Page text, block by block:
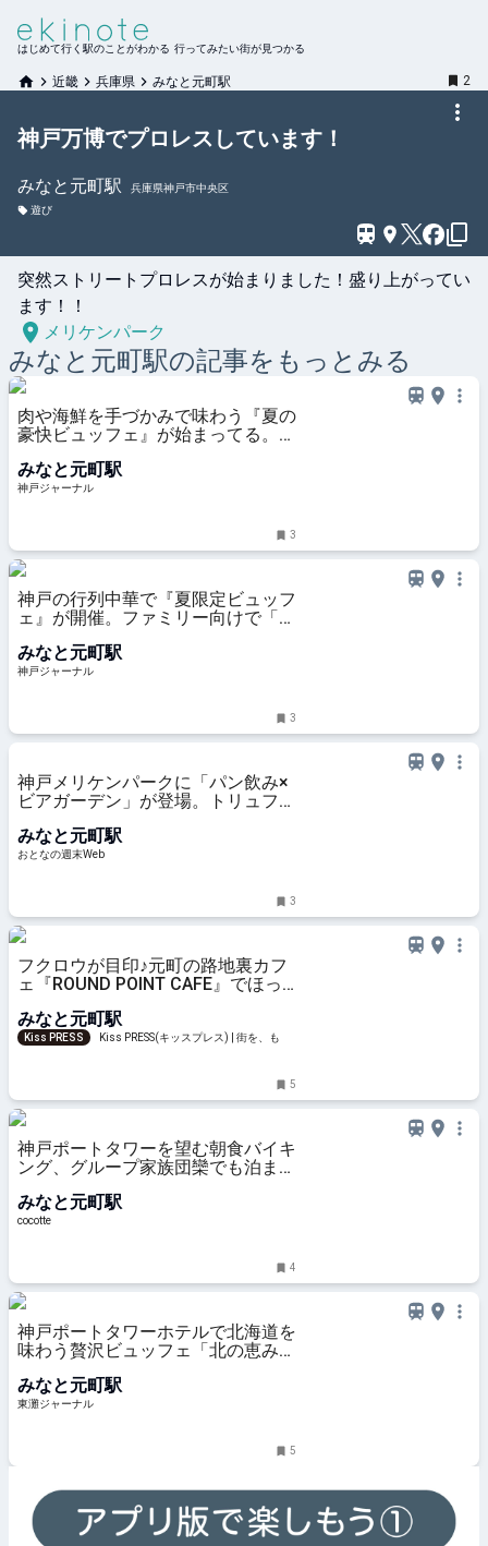
はじめて行く駅のことがわかる 行ってみたい街が見つかる
近畿 兵庫県 みなと元町駅 2
神戸万博でプロレスしています！
みなと元町駅
兵庫県神戸市中央区
遊び
突然ストリートプロレスが始まりました！盛り上がってい
ます！！
メリケンパーク
みなと元町駅の記事をもっとみる
肉や海鮮を手づかみで味わう『夏の
豪快ビュッフェ』が始まってる。話
題。ポートタワーホテル | 神戸ジャ
ーナル
みなと元町駅
神戸ジャーナル
3
神戸の行列中華で『夏限定ビュッフ
ェ』が開催。ファミリー向けで「子
テンフリー | 神戸ジャーナル
みなと元町駅
神戸ジャーナル
3
神戸メリケンパークに「パン飲み×
ビアガーデン」が登場。トリュフ塩
み放題
みなと元町駅
おとなの週末Web
3
フクロウが目印♪元町の路地裏カフ
ェ『ROUND POINT CAFE』でほっ
みなと元町駅
Kiss PRESS
Kiss PRESS(キッスプレス) | 街を、もっ
5
神戸ポートタワーを望む朝食バイキ
ング、グループ家族団欒でも泊まれ
cocotte
みなと元町駅
cocotte
4
神戸ポートタワーホテルで北海道を
味わう贅沢ビュッフェ「北の恵み食
（日）から開催！ステーキ・海鮮
丼・ご当地グルメなど、豪華メニュ
みなと元町駅
東灘ジャーナル
5